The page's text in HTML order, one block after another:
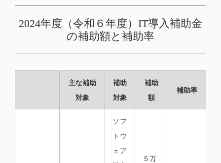
2024年度（令和６年度）IT導入補助金
の補助額と補助率
主な補助
対象
補助
対象
補助
額
補助率
ソフ
トウ
ェア
５万